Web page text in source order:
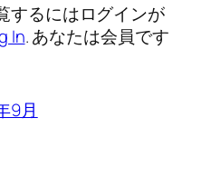
するにはログインが
In. あなたは会員です
9月